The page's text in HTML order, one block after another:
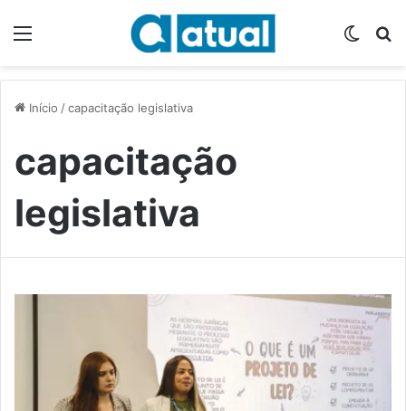
Início /capacitação legislativa
capacitação
legislativa